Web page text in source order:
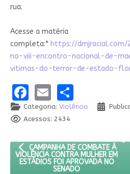
rua.
Acesse a matéria
completa:* https://dmjracial.com/
no-viii-encontro-nacional-de-
vitimas-do-terror-de-estado-
Facebook
EmailShare
Categoria: Violência
Acessos: 2434
ARTIGO ANTERIOR: CAMPANHA
CAMPANHA DE COMBATE À
VIOLÊNCIA CONTRA MULHER EM
ESTÁDIOS FOI APROVADA NO
SENADO